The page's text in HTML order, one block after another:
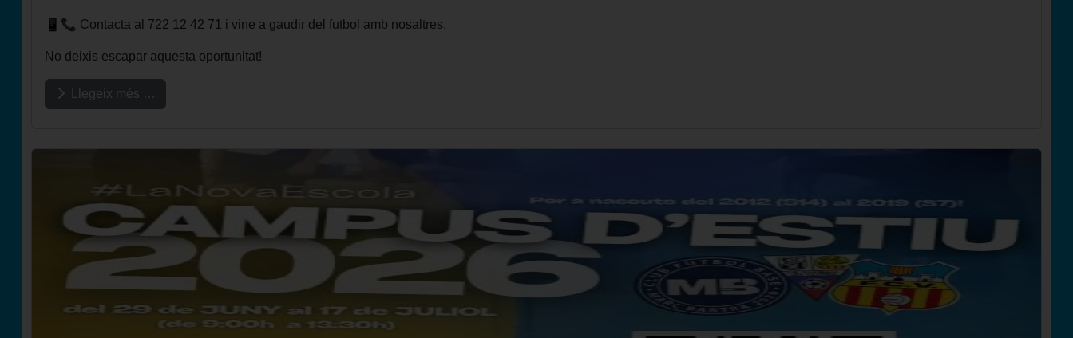
📱📞 Contacta al 722 12 42 71 i vine a gaudir del futbol amb nosaltres.
No deixis escapar aquesta oportunitat!
Llegeix més …